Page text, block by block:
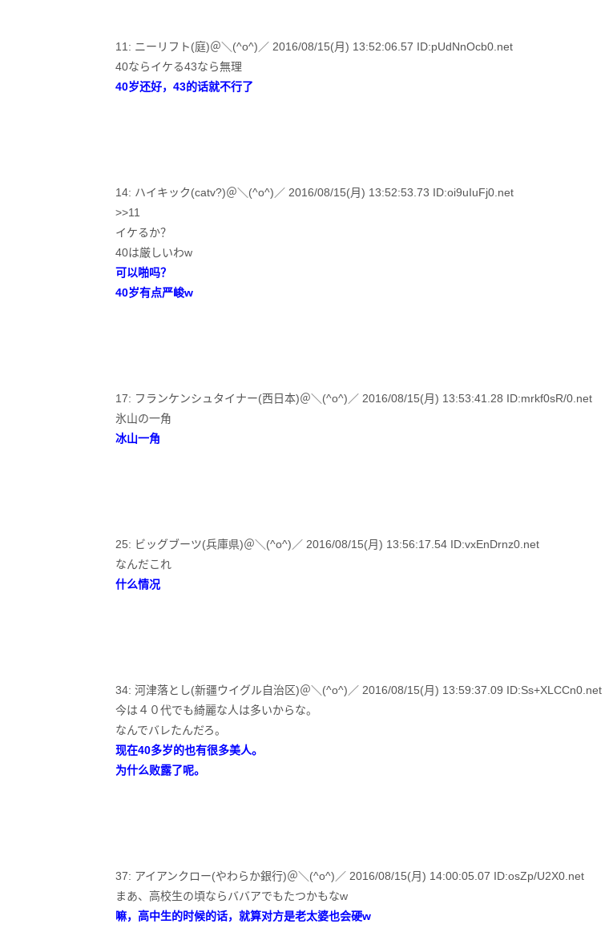
11: ニーリフト(庭)＠＼(^o^)／ 2016/08/15(月) 13:52:06.57 ID:pUdNnOcb0.net
40ならイケる43なら無理
40岁还好，43的话就不行了
14: ハイキック(catv?)＠＼(^o^)／ 2016/08/15(月) 13:52:53.73 ID:oi9uIuFj0.net
>>11
イケるか？
40は厳しいわw
可以啪吗？
40岁有点严峻w
17: フランケンシュタイナー(西日本)＠＼(^o^)／ 2016/08/15(月) 13:53:41.28 ID:mrkf0sR/0.net
氷山の一角
冰山一角
25: ビッグブーツ(兵庫県)＠＼(^o^)／ 2016/08/15(月) 13:56:17.54 ID:vxEnDrnz0.net
なんだこれ
什么情况
34: 河津落とし(新疆ウイグル自治区)＠＼(^o^)／ 2016/08/15(月) 13:59:37.09 ID:Ss+XLCCn0.net
今は４０代でも綺麗な人は多いからな。
なんでバレたんだろ。
现在40多岁的也有很多美人。
为什么败露了呢。
37: アイアンクロー(やわらか銀行)＠＼(^o^)／ 2016/08/15(月) 14:00:05.07 ID:osZp/U2X0.net
まあ、高校生の頃ならババアでもたつかもなw
嘛，高中生的时候的话，就算对方是老太婆也会硬w